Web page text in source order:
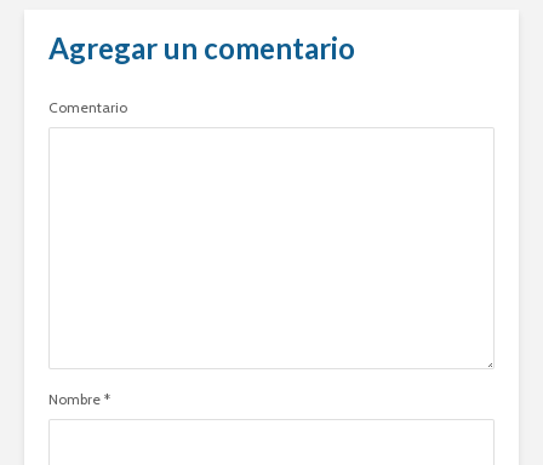
Agregar un comentario
Comentario
Nombre *